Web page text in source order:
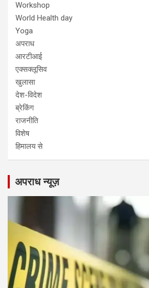
Workshop
World Health day
Yoga
अपराध
आरटीआई
एक्सक्लूसिव
खुलासा
देश-विदेश
ब्रेकिंग
राजनीति
विशेष
हिमालय से
अपराध न्यूज़